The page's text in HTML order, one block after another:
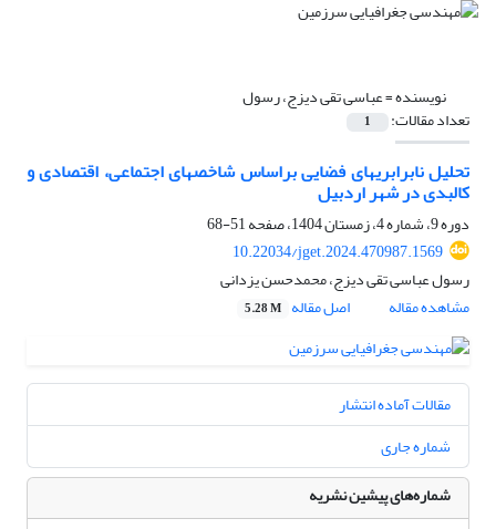
نویسنده =عباسی تقی دیزج، رسول
تعداد مقالات: 1
تحلیل نابرابری­های فضایی براساس شاخص­های اجتماعی، اقتصادی و
کالبدی در شهر اردبیل
دوره 9، شماره 4، زمستان 1404، صفحه
51-68
10.22034/jget.2024.470987.1569
رسول عباسی تقی دیزج، محمدحسن یزدانی
مشاهده مقاله
اصل مقاله 5.28 M
مقالات آماده انتشار
شماره جاری
شماره‌های پیشین نشریه